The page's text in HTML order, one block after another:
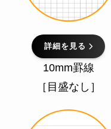
詳細を見る
10mm罫線
［目盛なし］